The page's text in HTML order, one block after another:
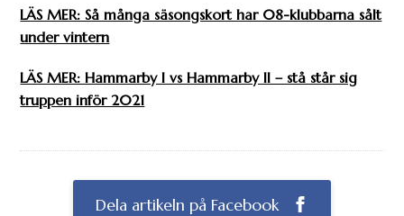
LÄS MER: Så många säsongskort har 08-klubbarna sålt
under vintern
LÄS MER: Hammarby I vs Hammarby II – stå står sig
truppen inför 2021
Dela artikeln på Facebook